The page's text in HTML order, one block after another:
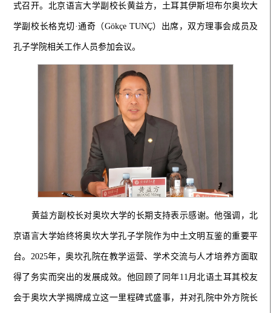
式召开。北京语言大学副校长黄益方，土耳其伊斯坦布尔奥坎大
学副校长格克切·通奇（Gökçe TUNÇ）出席，双方理事会成员及
孔子学院相关工作人员参加会议。
黄益方副校长对奥坎大学的长期支持表示感谢。他强调，北
京语言大学始终将奥坎大学孔子学院作为中土文明互鉴的重要平
台。2025年，奥坎孔院在教学运营、学术交流与人才培养方面取
得了务实而突出的发展成效。他回顾了同年11月北语土耳其校友
会于奥坎大学揭牌成立这一里程碑式盛事，并对孔院中外方院长